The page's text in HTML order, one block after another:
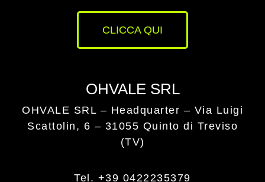
CLICCA QUI
OHVALE SRL
OHVALE SRL – Headquarter – Via Luigi
Scattolin, 6 – 31055 Quinto di Treviso
(TV)
Tel. +39 0422235379